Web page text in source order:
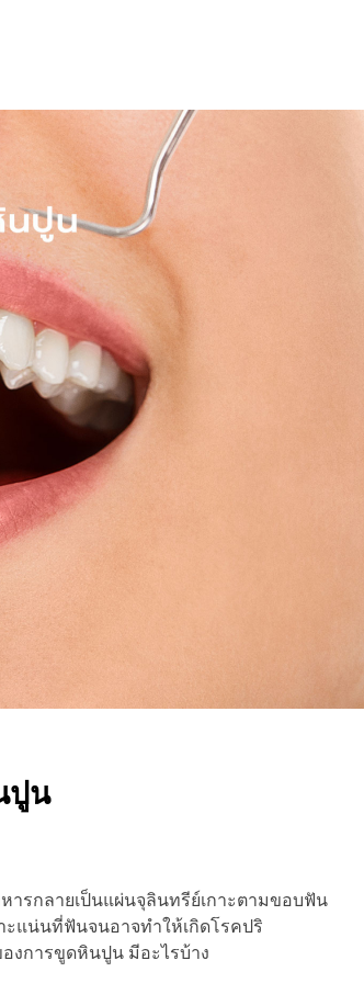
ปูน
รกลายเป็นแผ่นจุลินทรีย์เกาะตามขอบฟัน
แน่นที่ฟันจนอาจทำให้เกิดโรคปริ
งการขูดหินปูน มีอะไรบ้าง